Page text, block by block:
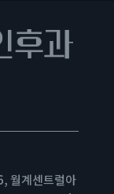
월계센트럴아